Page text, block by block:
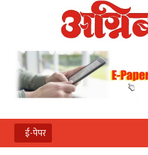
ई-पेपर